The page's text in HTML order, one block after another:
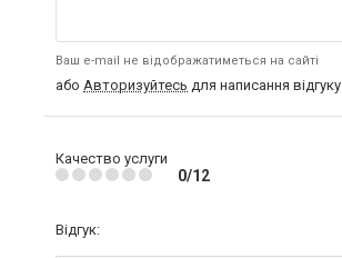
Ваш e-mail не відображатиметься на сайті
або Авторизуйтесь для написання відгуку
Качество услуги
0/12
Відгук: